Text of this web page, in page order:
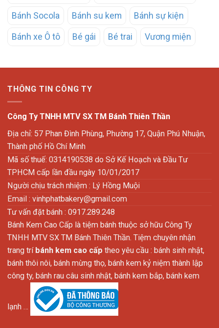
Bánh Socola Bánh su kem Bánh sự kiện
Bánh xe Ô tô Bé gái Bé trai Vương miện
THÔNG TIN CÔNG TY
Công Ty TNHH MTV SX TM Bánh Thiên Thần
Địa chỉ: 57 Phan Đình Phùng, Phường 17, Quận Phú Nhuận,
Thành phố Hồ Chí Minh
Mã số thuế: 0314190538 do Sở Kế Hoạch và Đầu Tư
TPHCM cấp lần đầu ngày 10/01/2017
Người chịu trách nhiệm : Lý Hồng Muội
Email : vinhphatbakery@gmail.com
Tư vấn đặt bánh : 0917.289.248
Bánh Kem Cao Cấp là tiệm bánh thuộc sở hữu Công Ty
TNHH MTV SX TM Bánh Thiên Thần. Tiệm chuyên nhận
trang trí bánh kem cao cấp theo yêu cầu : bánh sinh nhật,
bánh thôi nôi, bánh mừng thọ, bánh kem kỷ niệm thành lập
công ty, bánh rau câu sinh nhật, bánh kem bắp, bánh kem
lạnh …